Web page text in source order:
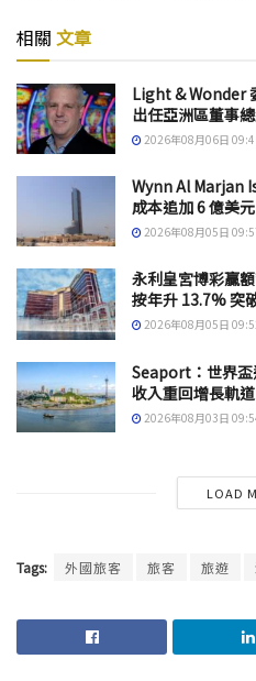
相關 文章
Light & Wonder
出任亞洲區董事
2026年08月06日
Wynn Al Marjan
成本追加 6 億美元
2026年08月05日
永利皇宮博彩贏
按年升 13.7% 突
2026年08月05日
Seaport：世界盃
收入重回增長軌道
2026年08月03日
LOAD
Tags: 外國旅客 旅客 旅遊